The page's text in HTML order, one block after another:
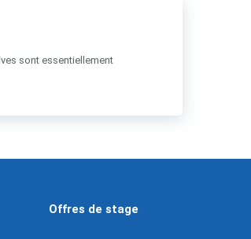
sont essentiellement
Offres de stage